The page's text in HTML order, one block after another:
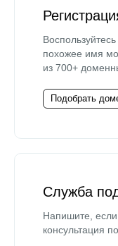
похожее имя
из 700+
Подобрать
Служба
Напишите,
консультация